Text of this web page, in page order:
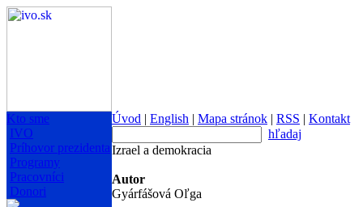
Kto sme
IVO
Príhovor prezidenta
Programy
Pracovníci
Donori
Úvod | English | Mapa stránok | RSS | Kontakt
hľadaj
Izrael a demokracia
Autor
Gyárfášová Oľga